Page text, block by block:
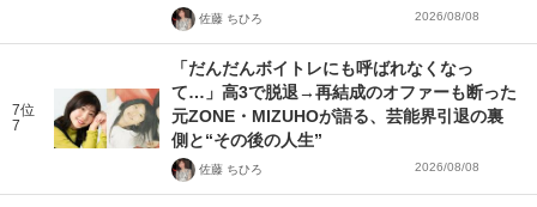
佐藤 ちひろ 2026/08/08
7位
7
「だんだんボイトレにも呼ばれなくなっ
て…」高3で脱退→再結成のオファーも断った
元ZONE・MIZUHOが語る、芸能界引退の裏
側と“その後の人生”
佐藤 ちひろ 2026/08/08